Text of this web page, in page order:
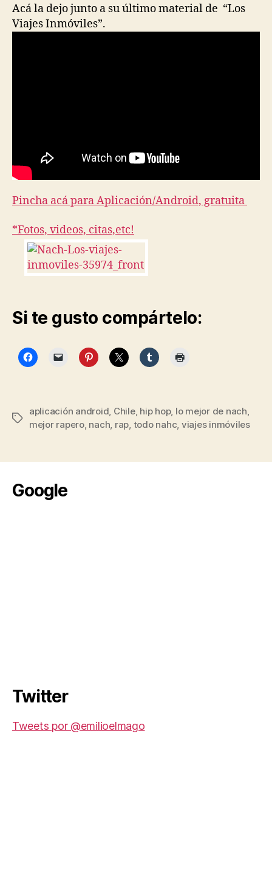
Acá la dejo junto a su último material de “Los
Viajes Inmóviles”.
Pincha acá para Aplicación/Android, gratuita
*Fotos, videos, citas,etc!
Si te gusto compártelo:
Etiquetas
aplicación android, Chile, hip hop, lo mejor de nach,
mejor rapero, nach, rap, todo nahc, viajes inmóviles
Google
Twitter
Tweets por @emilioelmago